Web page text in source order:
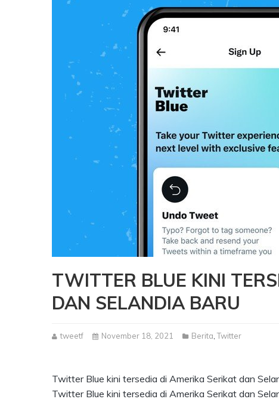
TWITTER BLUE KINI
DAN SELANDIA BARU
tweetf November 18, 2021 Berita ,Twitter
Twitter Blue kini tersedia di Amerika Serikat dan
Twitter Blue kini tersedia di Amerika Serikat dan